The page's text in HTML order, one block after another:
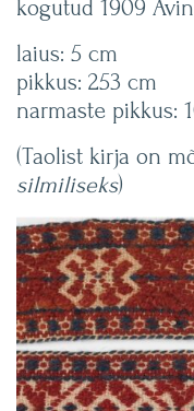
kogutud 1909
laius: 5 cm
pikkus: 253 cm
narmaste pikkus:
(Taolist kirja on
silmiliseks)